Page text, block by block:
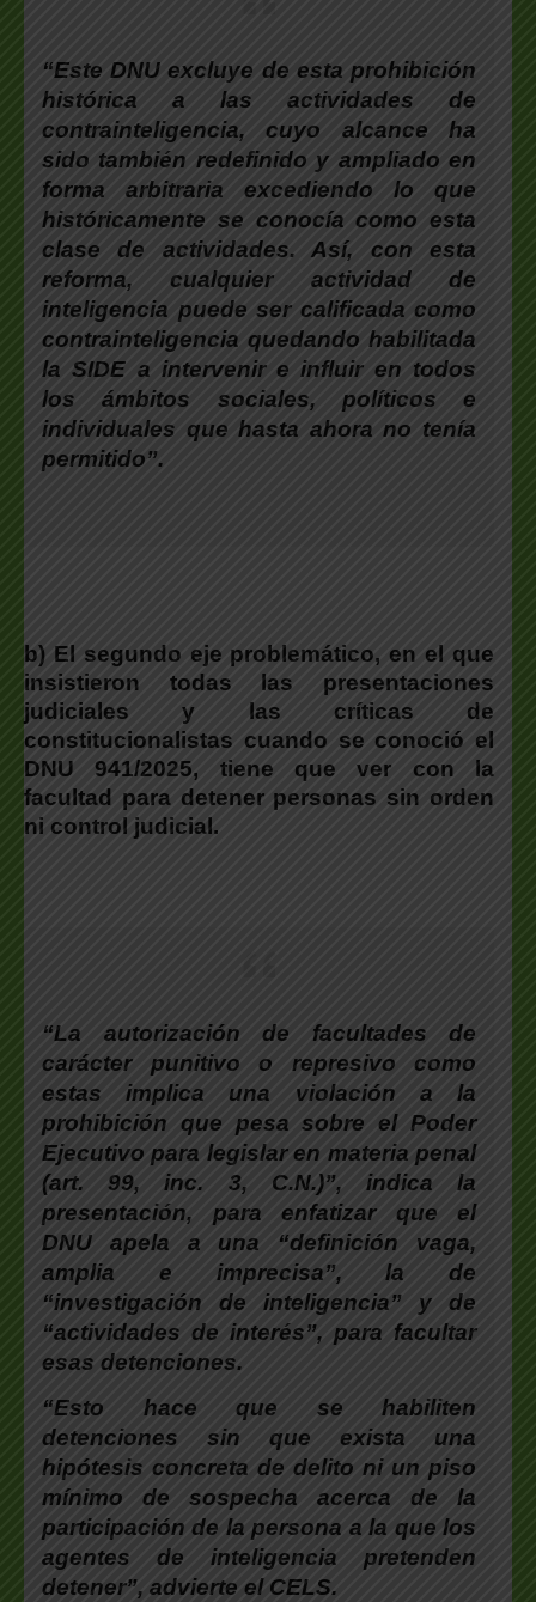
“Este DNU excluye de esta prohibición
histórica a las actividades de
contrainteligencia, cuyo alcance ha
sido también redefinido y ampliado en
forma arbitraria excediendo lo que
históricamente se conocía como esta
clase de actividades. Así, con esta
reforma, cualquier actividad de
inteligencia puede ser calificada como
contrainteligencia quedando habilitada
la SIDE a intervenir e influir en todos
los ámbitos sociales, políticos e
individuales que hasta ahora no tenía
permitido”.
b) El segundo eje problemático, en el que
insistieron todas las presentaciones
judiciales y las críticas de
constitucionalistas cuando se conoció el
DNU 941/2025, tiene que ver con la
facultad para detener personas sin orden
ni control judicial.
“La autorización de facultades de
carácter punitivo o represivo como
estas implica una violación a la
prohibición que pesa sobre el Poder
Ejecutivo para legislar en materia penal
(art. 99, inc. 3, C.N.)”, indica la
presentación, para enfatizar que el
DNU apela a una “definición vaga,
amplia e imprecisa”, la de
“investigación de inteligencia” y de
“actividades de interés”, para facultar
esas detenciones.
“Esto hace que se habiliten
detenciones sin que exista una
hipótesis concreta de delito ni un piso
mínimo de sospecha acerca de la
participación de la persona a la que los
agentes de inteligencia pretenden
detener”, advierte el CELS.